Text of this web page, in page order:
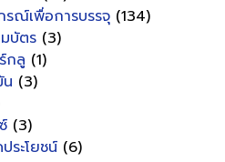
รณ์เพื่อการบรรจุ (134)
บัตร (3)
กลู (1)
(3)
(3)
ระโยชน์ (6)